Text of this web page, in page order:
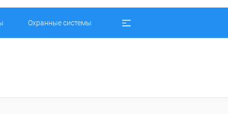
Охранные системы